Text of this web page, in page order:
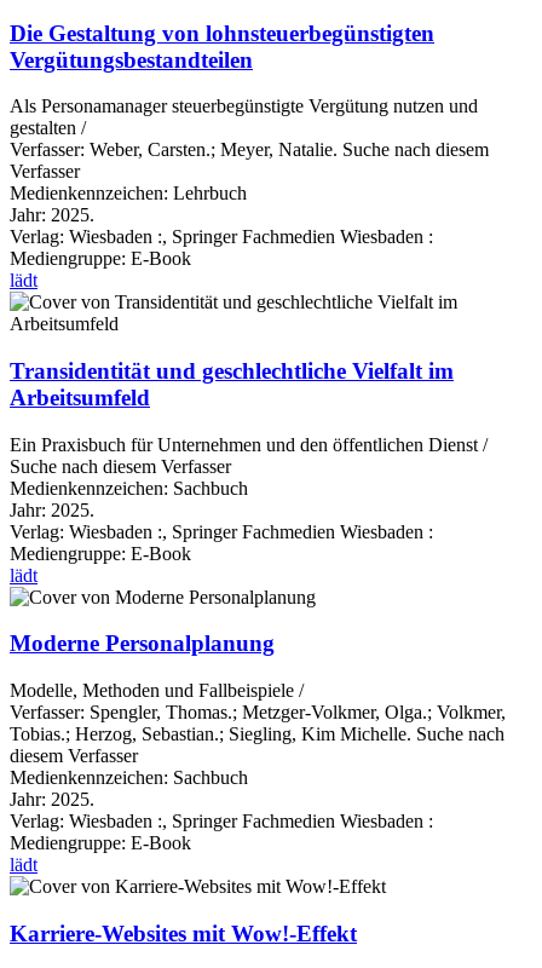
Die Gestaltung von lohnsteuerbegünstigten
Vergütungsbestandteilen
Als Personamanager steuerbegünstigte Vergütung nutzen und
gestalten /
Verfasser: Weber, Carsten.; Meyer, Natalie. Suche nach diesem
Verfasser
Medienkennzeichen: Lehrbuch
Jahr: 2025.
Verlag: Wiesbaden :, Springer Fachmedien Wiesbaden :
Mediengruppe: E-Book
lädt
Transidentität und geschlechtliche Vielfalt im
Arbeitsumfeld
Ein Praxisbuch für Unternehmen und den öffentlichen Dienst /
Suche nach diesem Verfasser
Medienkennzeichen: Sachbuch
Jahr: 2025.
Verlag: Wiesbaden :, Springer Fachmedien Wiesbaden :
Mediengruppe: E-Book
lädt
Moderne Personalplanung
Modelle, Methoden und Fallbeispiele /
Verfasser: Spengler, Thomas.; Metzger-Volkmer, Olga.; Volkmer,
Tobias.; Herzog, Sebastian.; Siegling, Kim Michelle. Suche nach
diesem Verfasser
Medienkennzeichen: Sachbuch
Jahr: 2025.
Verlag: Wiesbaden :, Springer Fachmedien Wiesbaden :
Mediengruppe: E-Book
lädt
Karriere‐Websites mit Wow!‐Effekt